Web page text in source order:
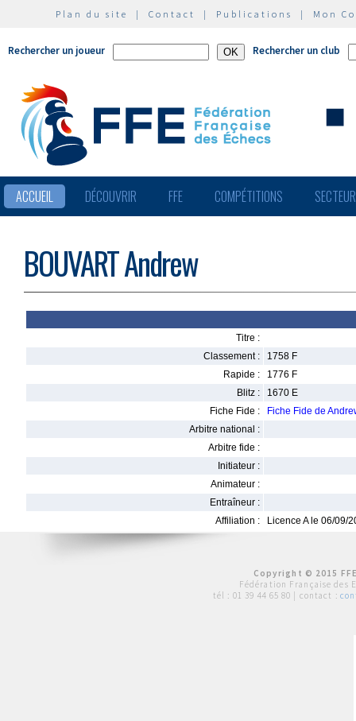
Plan du site | Contact | Publications | Mon
Rechercher un joueur Rechercher un club
ACCUEIL DÉCOUVRIR FFE COMPÉTITIONS
BOUVART Andrew
Titre :
Classement :
1758 F
Rapide :
1776 F
Blitz :
1670 E
Fiche Fide :
Fiche Fide de
Arbitre national :
Arbitre fide :
Initiateur :
Animateur :
Entraîneur :
Affiliation :
Licence A le 06/09/
Copyright © 2015
Fédération Française des
tél : 01 39 44 65 80 | contact :